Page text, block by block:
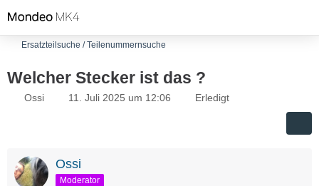
Ersatzteilsuche / Teilenummernsuche
Welcher Stecker ist das ?
Ossi 11. Juli 2025 um 12:06 Erledigt
Ossi
Moderator